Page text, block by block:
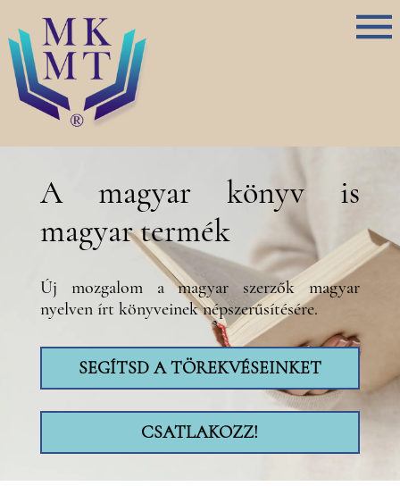
A magyar könyv is
magyar termék
Új mozgalom a magyar szerzők magyar
nyelven írt könyveinek népszerűsítésére.
SEGÍTSD A TÖREKVÉSEINKET
CSATLAKOZZ!